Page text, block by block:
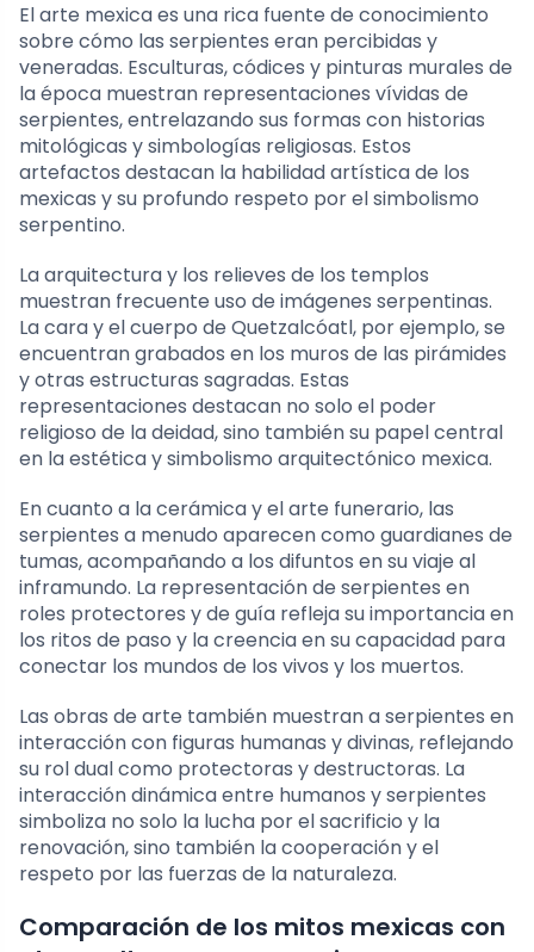
El arte mexica es una rica fuente de conocimiento
sobre cómo las serpientes eran percibidas y
veneradas. Esculturas, códices y pinturas murales de
la época muestran representaciones vívidas de
serpientes, entrelazando sus formas con historias
mitológicas y simbologías religiosas. Estos
artefactos destacan la habilidad artística de los
mexicas y su profundo respeto por el simbolismo
serpentino.
La arquitectura y los relieves de los templos
muestran frecuente uso de imágenes serpentinas.
La cara y el cuerpo de Quetzalcóatl, por ejemplo, se
encuentran grabados en los muros de las pirámides
y otras estructuras sagradas. Estas
representaciones destacan no solo el poder
religioso de la deidad, sino también su papel central
en la estética y simbolismo arquitectónico mexica.
En cuanto a la cerámica y el arte funerario, las
serpientes a menudo aparecen como guardianes de
tumas, acompañando a los difuntos en su viaje al
inframundo. La representación de serpientes en
roles protectores y de guía refleja su importancia en
los ritos de paso y la creencia en su capacidad para
conectar los mundos de los vivos y los muertos.
Las obras de arte también muestran a serpientes en
interacción con figuras humanas y divinas, reflejando
su rol dual como protectoras y destructoras. La
interacción dinámica entre humanos y serpientes
simboliza no solo la lucha por el sacrificio y la
renovación, sino también la cooperación y el
respeto por las fuerzas de la naturaleza.
Comparación de los mitos mexicas con